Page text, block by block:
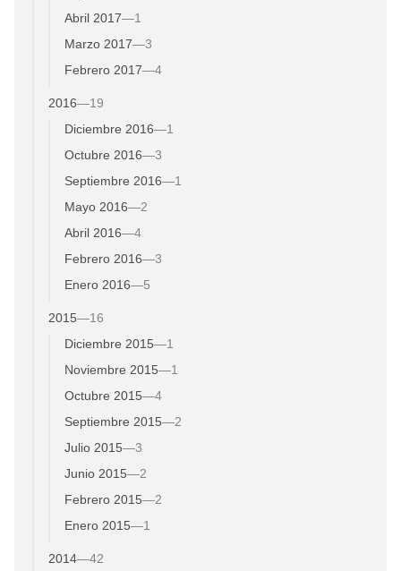
Abril 2017—1
Marzo 2017—3
Febrero 2017—4
2016—19
Diciembre 2016—1
Octubre 2016—3
Septiembre 2016—1
Mayo 2016—2
Abril 2016—4
Febrero 2016—3
Enero 2016—5
2015—16
Diciembre 2015—1
Noviembre 2015—1
Octubre 2015—4
Septiembre 2015—2
Julio 2015—3
Junio 2015—2
Febrero 2015—2
Enero 2015—1
2014—42